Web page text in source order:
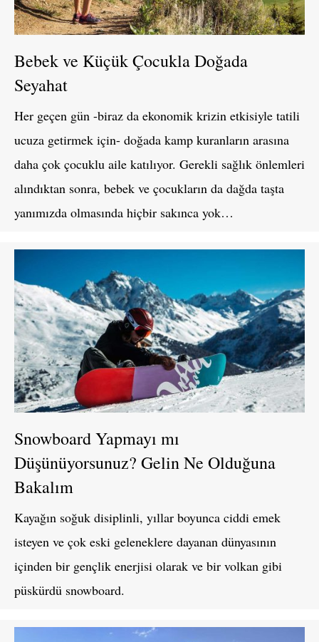
Bebek ve Küçük Çocukla Doğada
Seyahat
Her geçen gün -biraz da ekonomik krizin etkisiyle tatili
ucuza getirmek için- doğada kamp kuranların arasına
daha çok çocuklu aile katılıyor. Gerekli sağlık önlemleri
alındıktan sonra, bebek ve çocukların da dağda taşta
yanımızda olmasında hiçbir sakınca yok…
Snowboard Yapmayı mı
Düşünüyorsunuz? Gelin Ne Olduğuna
Bakalım
Kayağın soğuk disiplinli, yıllar boyunca ciddi emek
isteyen ve çok eski geleneklere dayanan dünyasının
içinden bir gençlik enerjisi olarak ve bir volkan gibi
püskürdü snowboard.